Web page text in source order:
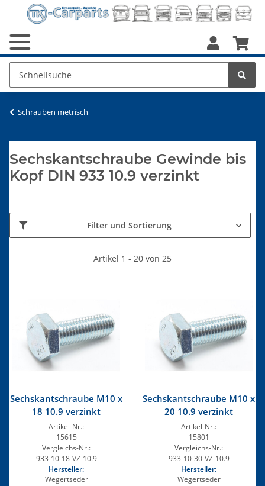
Schrauben metrisch
Sechskantschraube Gewinde bis
Kopf DIN 933 10.9 verzinkt
Filter und Sortierung
Artikel 1 - 20 von 25
Sechskantschraube M10 x
18 10.9 verzinkt
Artikel-Nr.:
15615
Vergleichs-Nr.:
933-10-18-VZ-10.9
Hersteller:
Wegertseder
Sechskantschraube M10 x
20 10.9 verzinkt
Artikel-Nr.:
15801
Vergleichs-Nr.:
933-10-30-VZ-10.9
Hersteller:
Wegertseder